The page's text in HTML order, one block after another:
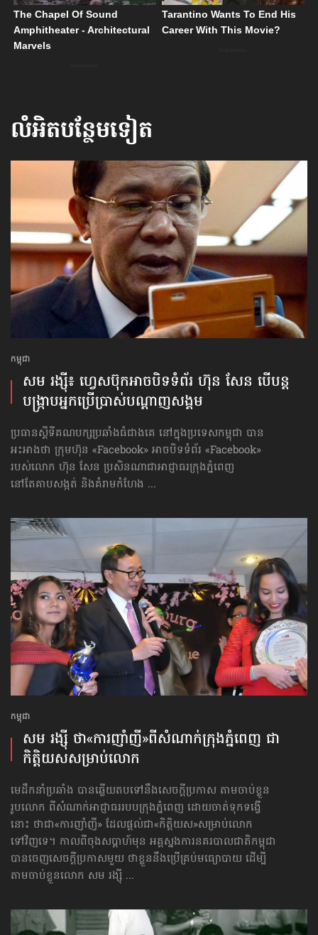
លំអិតបន្ថែមទៀត
កម្ពុជា
សម រង្ស៊ី៖ ហ្វេសប៊ុក​អាច​បិទ​ទំព័រ ហ៊ុន សែន បើ​បន្ត​
បង្ក្រា​បអ្នក​ប្រើប្រាស់​បណ្ដាញ​សង្គម
ប្រធានស្ដីទីគណបក្សប្រឆាំងធំជាងគេ នៅក្នុងប្រទេសកម្ពុជា បាន
អះអាងថា ក្រុមហ៊ុន «Facebook» អាចបិទទំព័រ «Facebook»
របស់លោក ហ៊ុន សែន ប្រសិនណាជាអាជ្ញាធរក្រុងភ្នំពេញ
នៅតែគាបសង្កត់ និងគំរាមកំហែង ...
កម្ពុជា
សម រង្ស៊ី ថា​«ការញាំញី»​ពីសំណាក់​ក្រុងភ្នំពេញ ជា​
កិត្តិយស​សម្រាប់​លោក
មេដឹកនាំប្រឆាំង បានឆ្លើយតបទៅនឹងសេចក្ដីប្រកាស តាមចាប់ខ្លួន
រូបលោក ពីសំណាក់អាជ្ញាធររបបក្រុងភ្នំពេញ ដោយចាត់ទុកទង្វើ
នោះ ថាជា«ការញាំញី» ដែលផ្ដល់ជា«កិត្តិយស»សម្រាប់លោក
ទៅវិញទេ។ កាលពីចុងសប្ដាហ៍មុន ​អគ្គស្នងការ​នគរបាល​ជាតិ​កម្ពុជា
បាន​ចេញសេចក្ដីប្រកាសមួយ ថាខ្លួននឹងប្រើគ្រប់មធ្យោបាយ ដើម្បី​
តាម​ចាប់ខ្លួន​លោក សម រង្ស៊ី ...